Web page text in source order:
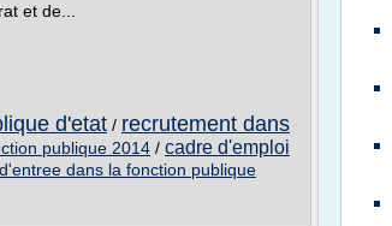
et de...
d'etat / recrutement dans
publique 2014 / cadre d'emploi
dans la fonction publique